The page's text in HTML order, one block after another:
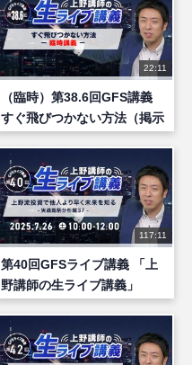
22:11
（臨時）第38.6回GFS講義
すぐ飛びつかない方法（掲示
板への回答）
117:11
第40回GFSライブ講義 「上
野講師の生ライブ講義」